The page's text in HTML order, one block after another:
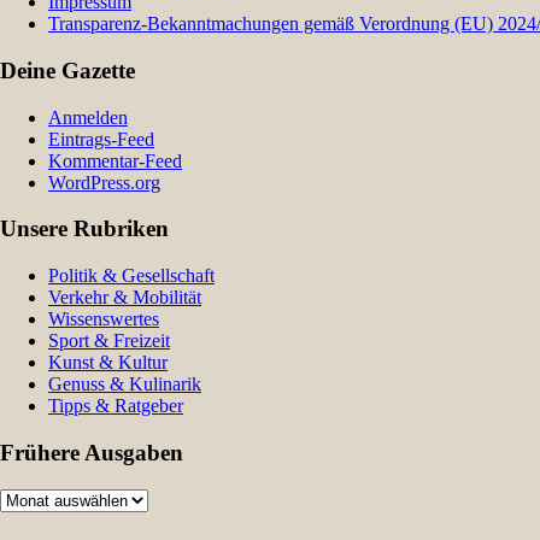
Transparenz-Bekanntmachungen gemäß Verordnung (EU)
Deine Gazette
Anmelden
Eintrags-Feed
Kommentar-Feed
WordPress.org
Unsere Rubriken
Politik & Gesellschaft
Verkehr & Mobilität
Wissenswertes
Sport & Freizeit
Kunst & Kultur
Genuss & Kulinarik
Tipps & Ratgeber
Frühere Ausgaben
Frühere